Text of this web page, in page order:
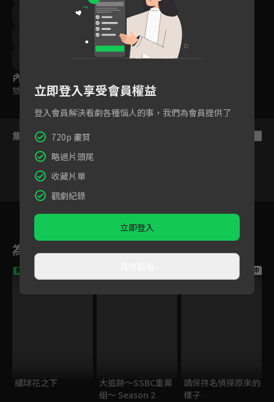
導演｜五十畑哉耶
編劇｜阿部沙耶佳
編劇｜島崎杜香
製作｜安永英樹
製作｜中村亮太
內容標籤
雙字幕｜ VIP
集數列表
VIP VIP
2 3 4 5
為您推薦
獨家
繡球花之下
大追跡～SSBC重案
組～ Season 2
跟播中
請保持名偵探原來的
樣子
立即登入享受會員權益
登入會員解決看劇各種惱人的事，我們為會員提供了
720p 畫質
略過片頭尾
收藏片單
觀劇紀錄
立即登入